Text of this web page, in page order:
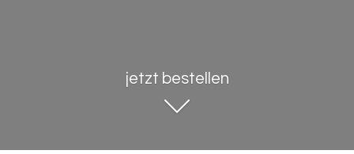
jetzt bestellen